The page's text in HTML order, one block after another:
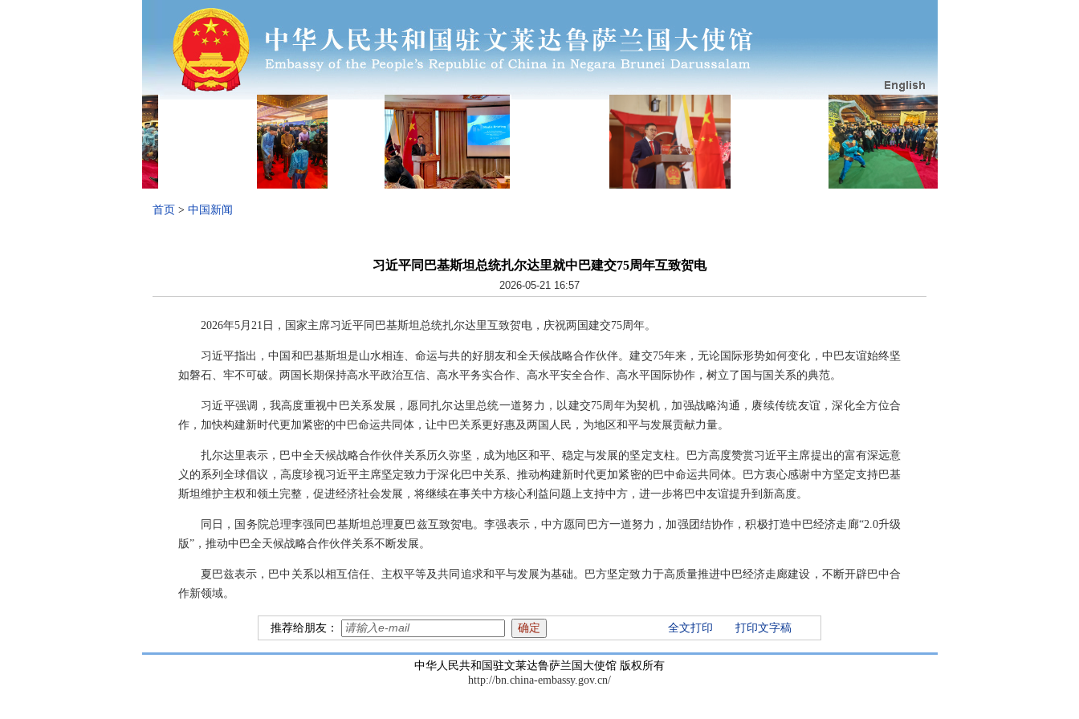
首页 > 中国新闻
习近平同巴基斯坦总统扎尔达里就中巴建交75周年互致贺电
2026-05-21 16:57
2026年5月21日，国家主席习近平同巴基斯坦总统扎尔达里互致贺电，庆祝两国建交75周年。
习近平指出，中国和巴基斯坦是山水相连、命运与共的好朋友和全天候战略合作伙伴。建交75年来，无论国际形势如何变化，中巴友谊始终坚
如磐石、牢不可破。两国长期保持高水平政治互信、高水平务实合作、高水平安全合作、高水平国际协作，树立了国与国关系的典范。
习近平强调，我高度重视中巴关系发展，愿同扎尔达里总统一道努力，以建交75周年为契机，加强战略沟通，赓续传统友谊，深化全方位合
作，加快构建新时代更加紧密的中巴命运共同体，让中巴关系更好惠及两国人民，为地区和平与发展贡献力量。
扎尔达里表示，巴中全天候战略合作伙伴关系历久弥坚，成为地区和平、稳定与发展的坚定支柱。巴方高度赞赏习近平主席提出的富有深远意
义的系列全球倡议，高度珍视习近平主席坚定致力于深化巴中关系、推动构建新时代更加紧密的巴中命运共同体。巴方衷心感谢中方坚定支持巴基
斯坦维护主权和领土完整，促进经济社会发展，将继续在事关中方核心利益问题上支持中方，进一步将巴中友谊提升到新高度。
同日，国务院总理李强同巴基斯坦总理夏巴兹互致贺电。李强表示，中方愿同巴方一道努力，加强团结协作，积极打造中巴经济走廊“2.0升级
版”，推动中巴全天候战略合作伙伴关系不断发展。
夏巴兹表示，巴中关系以相互信任、主权平等及共同追求和平与发展为基础。巴方坚定致力于高质量推进中巴经济走廊建设，不断开辟巴中合
作新领域。
推荐给朋友： 全文打印 打印文字稿
中华人民共和国驻文莱达鲁萨兰国大使馆 版权所有
http://bn.china-embassy.gov.cn/